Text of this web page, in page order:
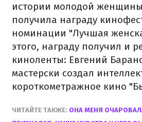
истории молодой
получила награду
номинации "Лучшая
этого, награду получил и
киноленты: Евгений
мастерски создал
короткометражное кино
ЧИТАЙТЕ ТАКЖЕ: ОНА МЕНЯ